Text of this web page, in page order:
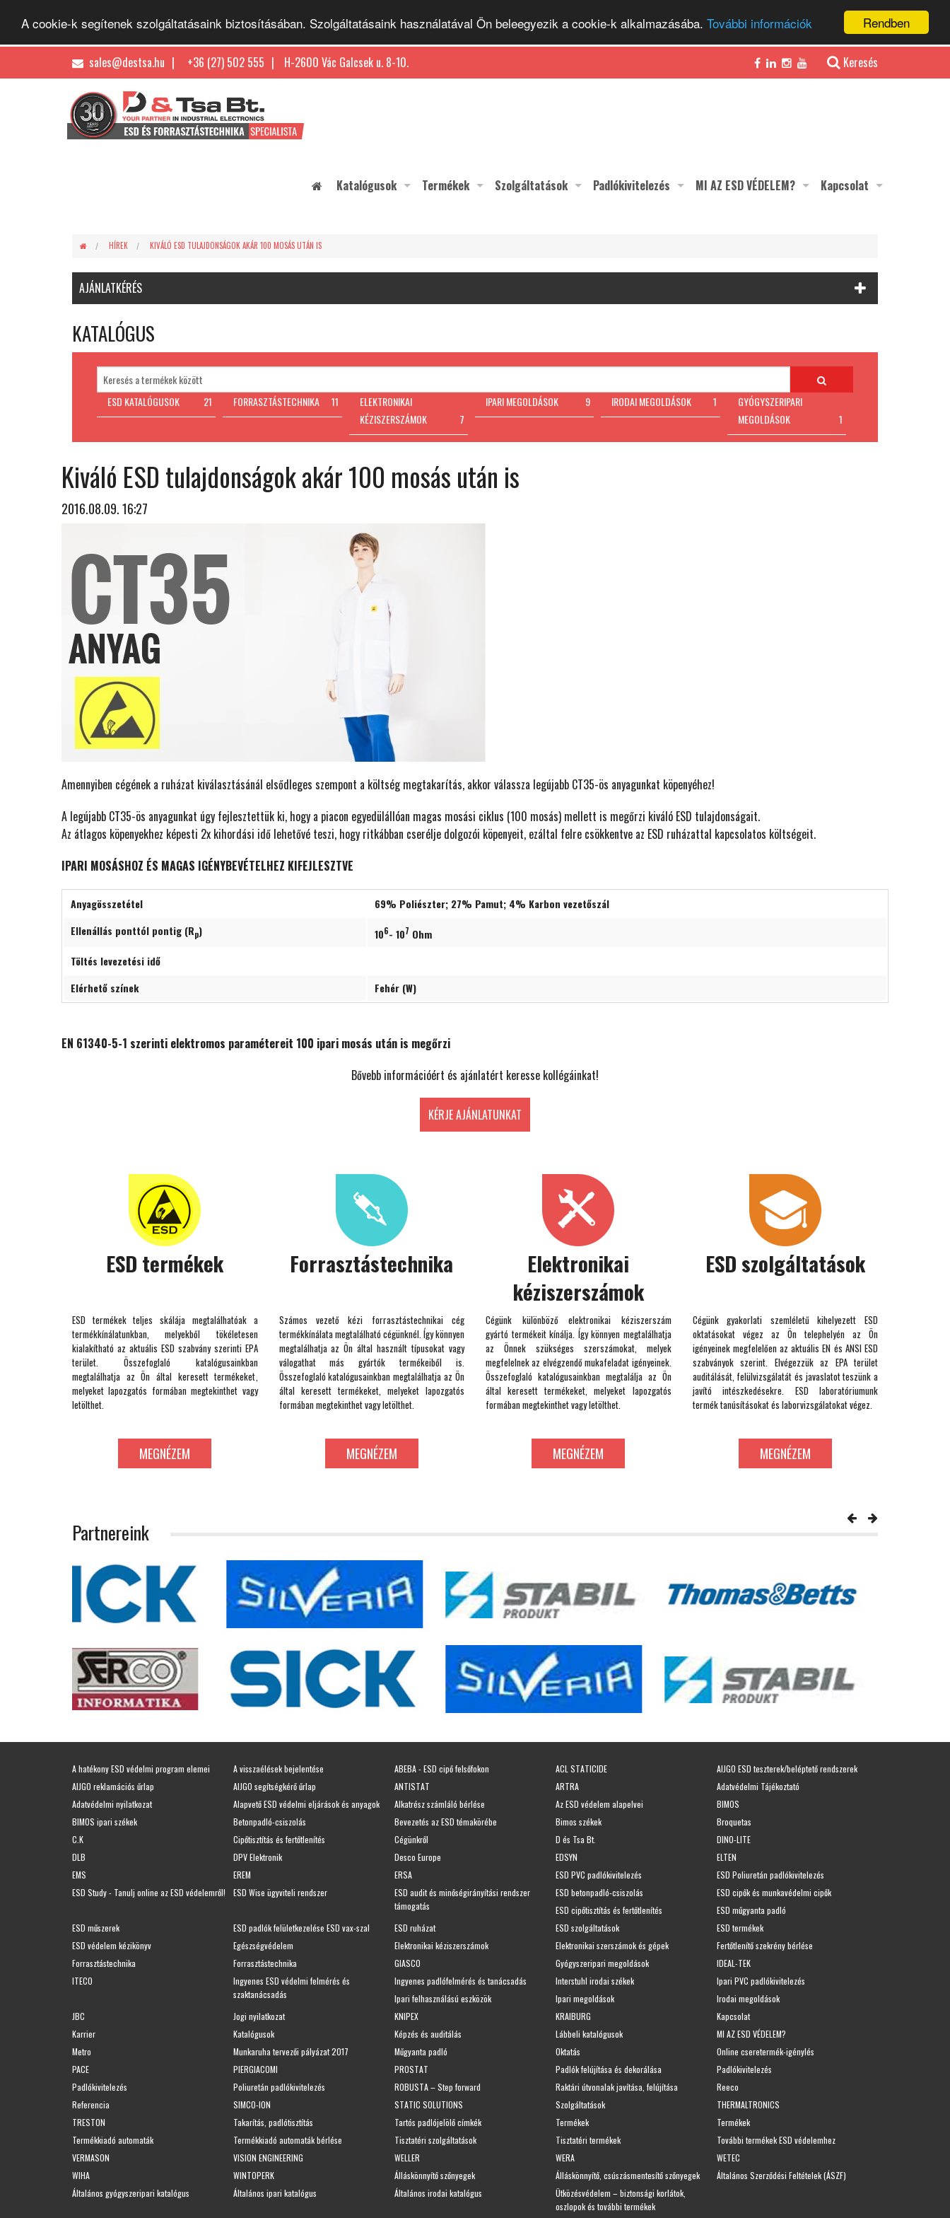
Rendben
A cookie-k segítenek szolgáltatásaink biztosításában. Szolgáltatásaink használatával Ön beleegyezik a cookie-k alkalmazásába. További információk
sales@destsa.hu +36 (27) 502 555 H-2600 Vác Galcsek u. 8-10. Keresés
Katalógusok Termékek Szolgáltatások Padlókivitelezés MI AZ ESD VÉDELEM? Kapcsolat
HÍREK KIVÁLÓ ESD TULAJDONSÁGOK AKÁR 100 MOSÁS UTÁN IS
AJÁNLATKÉRÉS
KATALÓGUS
ESD KATALÓGUSOK 21 FORRASZTÁSTECHNIKA 11
ELEKTRONIKAI
KÉZISZERSZÁMOK
7
IPARI MEGOLDÁSOK 9 IRODAI MEGOLDÁSOK 1
GYÓGYSZERIPARI
MEGOLDÁSOK
1
Kiváló ESD tulajdonságok akár 100 mosás után is
2016.08.09. 16:27
Amennyiben cégének a ruházat kiválasztásánál elsődleges szempont a költség megtakarítás, akkor válassza legújabb CT35-ös anyagunkat köpenyéhez!
A legújabb CT35-ös anyagunkat úgy fejlesztettük ki, hogy a piacon egyedülállóan magas mosási ciklus (100 mosás) mellett is megőrzi kiváló ESD tulajdonságait.
Az átlagos köpenyekhez képesti 2x kihordási idő lehetővé teszi, hogy ritkábban cserélje dolgozói köpenyeit, ezáltal felre csökkentve az ESD ruházattal kapcsolatos költségeit.
IPARI MOSÁSHOZ ÉS MAGAS IGÉNYBEVÉTELHEZ KIFEJLESZTVE
Anyagösszetétel
69% Poliészter; 27% Pamut; 4% Karbon vezetőszál
Ellenállás ponttól pontig (Rp) 106- 107 Ohm
Töltés levezetési idő
Elérhető színek
Fehér (W)
EN 61340-5-1 szerinti elektromos paramétereit 100 ipari mosás után is megőrzi
Bővebb információért és ajánlatért keresse kollégáinkat!
KÉRJE AJÁNLATUNKAT
ESD termékek
ESD termékek teljes skálája megtalálhatóak a
termékkínálatunkban, melyekből tökéletesen
kialakítható az aktuális ESD szabvány szerinti EPA
terület. Összefoglaló katalógusainkban
megtalálhatja az Ön által keresett termékeket,
melyeket lapozgatós formában megtekinthet vagy
letölthet.
MEGNÉZEM
Forrasztástechnika
Számos vezető kézi forrasztástechnikai cég
termékkínálata megtalálható cégünknél. Így könnyen
megtalálhatja az Ön által használt típusokat vagy
válogathat más gyártók termékeiből is.
Összefoglaló katalógusainkban megtalálhatja az Ön
által keresett termékeket, melyeket lapozgatós
formában megtekinthet vagy letölthet.
MEGNÉZEM
Elektronikai
kéziszerszámok
Cégünk különböző elektronikai kéziszerszám
gyártó termékeit kínálja. Így könnyen megtalálhatja
az Önnek szükséges szerszámokat, melyek
megfelelnek az elvégzendő mukafeladat igényeinek.
Összefoglaló katalógusainkban megtalálja az Ön
által keresett termékeket, melyeket lapozgatós
formában megtekinthet vagy letölthet.
MEGNÉZEM
ESD szolgáltatások
Cégünk gyakorlati szemléletű kihelyezett ESD
oktatásokat végez az Ön telephelyén az Ön
igényeinek megfelelően az aktuális EN és ANSI ESD
szabványok szerint. Elvégezzük az EPA terület
auditálását, felülvizsgálatát és javaslatot teszünk a
javító intészkedésekre. ESD laboratóriumunk
termék tanúsításokat és laborvizsgálatokat végez.
MEGNÉZEM
Partnereink
A hatékony ESD védelmi program elemei A visszaélések bejelentése ABEBA - ESD cipő felsőfokon ACL STATICIDE
AIJGO ESD teszterek/beléptető rendszerek
AIJGO reklamációs űrlap
AIJGO segítségkérő űrlap ANTISTAT ARTRA
Adatvédelmi Tájékoztató
Adatvédelmi nyilatkozat
Alapvető ESD védelmi eljárások és anyagok Alkatrész számláló bérlése Az ESD védelem alapelvei
BIMOS
BIMOS ipari székek
Betonpadló-csiszolás Bevezetés az ESD témakörébe Bimos székek
Broquetas
C.K
Cipőtisztítás és fertőtlenítés Cégünkről D és Tsa Bt.
DINO-LITE
DLB
DPV Elektronik Desco Europe EDSYN
ELTEN
EMS
EREM ERSA ESD PVC padlókivitelezés
ESD Poliuretán padlókivitelezés
ESD Study - Tanulj online az ESD védelemről!
ESD Wise ügyviteli rendszer
ESD audit és minőségirányítási rendszer
támogatás
ESD betonpadló-csiszolás
ESD cipők és munkavédelmi cipők
ESD cipőtisztítás és fertőtlenítés
ESD műgyanta padló
ESD műszerek
ESD padlók felületkezelése ESD vax-szal ESD ruházat ESD szolgáltatások
ESD termékek
ESD védelem kézikönyv
Egészségvédelem Elektronikai kéziszerszámok Elektronikai szerszámok és gépek
Fertőtlenítő szekrény bérlése
Forrasztástechnika
Forrasztástechnika GIASCO Gyógyszeripari megoldások
IDEAL-TEK
ITECO
Ingyenes ESD védelmi felmérés és
szaktanácsadás
Ingyenes padlófelmérés és tanácsadás Interstuhl irodai székek
Ipari PVC padlókivitelezés
Ipari felhasználású eszközök
Ipari megoldások
Irodai megoldások
JBC
Jogi nyilatkozat KNIPEX KRAIBURG
Kapcsolat
Karrier
Katalógusok Képzés és auditálás Lábbeli katalógusok
MI AZ ESD VÉDELEM?
Metro
Munkaruha tervezői pályázat 2017 Műgyanta padló Oktatás
Online cseretermék-igénylés
PACE
PIERGIACOMI PROSTAT Padlók felújítása és dekorálása
Padlókivitelezés
Padlókivitelezés
Poliuretán padlókivitelezés ROBUSTA – Step forward Raktári útvonalak javítása, felújítása
Reeco
Referencia
SIMCO-ION STATIC SOLUTIONS Szolgáltatások
THERMALTRONICS
TRESTON
Takarítás, padlótisztítás Tartós padlójelölő címkék Termékek
Termékek
Termékkiadó automaták
Termékkiadó automaták bérlése Tisztatéri szolgáltatások Tisztatéri termékek
További termékek ESD védelemhez
VERMASON
VISION ENGINEERING WELLER WERA
WETEC
WIHA
WINTOPERK Álláskönnyítő szőnyegek Álláskönnyítő, csúszásmentesítő szőnyegek
Általános Szerződési Feltételek (ÁSZF)
Általános gyógyszeripari katalógus
Általános ipari katalógus Általános irodai katalógus
Ütközésvédelem – biztonsági korlátok,
oszlopok és további termékek